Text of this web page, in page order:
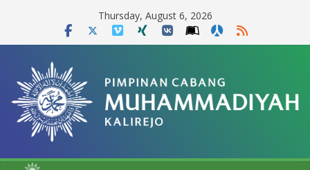
content
Thursday, August 6, 2026